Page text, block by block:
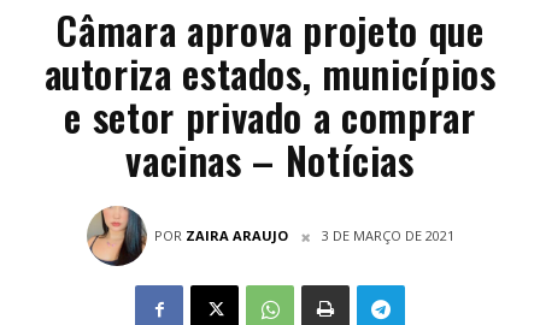
Câmara aprova projeto que
autoriza estados, municípios
e setor privado a comprar
vacinas – Notícias
POR ZAIRA ARAUJO 3 DE MARÇO DE 2021